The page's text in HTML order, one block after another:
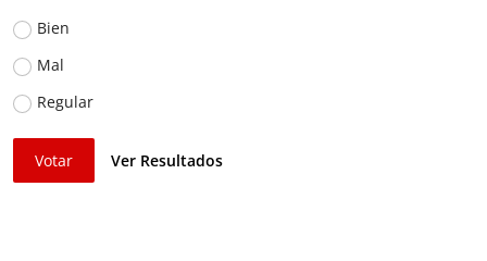
Bien
Mal
Regular
Votar Ver Resultados